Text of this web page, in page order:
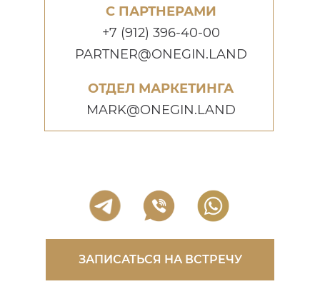
С ПАРТНЕРАМИ
PARTNER@ONEGIN.LAND
+7 (912) 396-40-00
ОТДЕЛ МАРКЕТИНГА
MARK@ONEGIN.LAND
ЗАПИСАТЬСЯ НА ВСТРЕЧУ